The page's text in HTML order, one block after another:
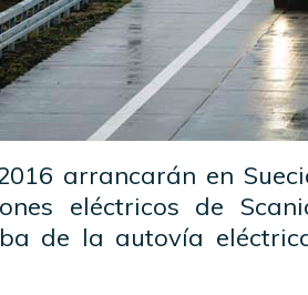
arrancarán en
eléctricos de
de la autovía